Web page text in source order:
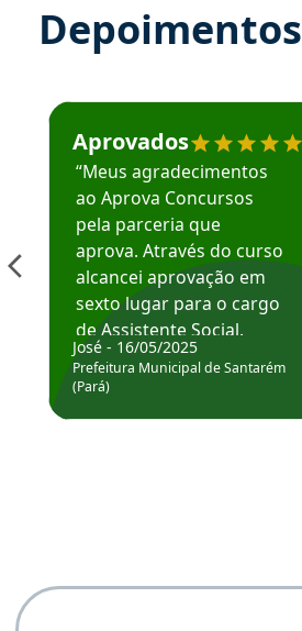
Depoimentos
Estudante José recomenda o
Aprovados
“Meus agradecimentos
ao Aprova Concursos
pela parceria que
aprova. Através do curso
alcancei aprovação em
sexto lugar para o cargo
de Assistente Social.
Hoje estou atuando na
Prefeitura de Santarém.
José - 16/05/2025
Prefeitura Municipal de Santarém
(Pará)